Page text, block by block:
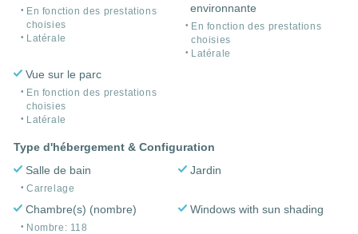
En fonction des prestations
choisies
Latérale
environnante
En fonction des prestations
choisies
Latérale
Vue sur le parc
En fonction des prestations
choisies
Latérale
Type d'hébergement & Configuration
Salle de bain
Carrelage
Jardin
Chambre(s) (nombre)
Nombre: 118
Windows with sun shading